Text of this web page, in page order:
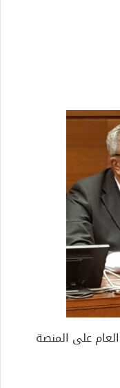
على المنصة